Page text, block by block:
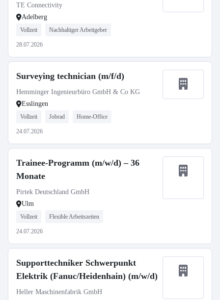
TE Connectivity
Adelberg
Vollzeit Nachhaltiger Arbeitgeber
28.07.2026
Surveying technician (m/f/d)
Hemminger Ingenieurbüro GmbH & Co KG
Esslingen
Vollzeit Jobrad Home-Office
24.07.2026
Trainee-Programm (m/w/d) – 36
Monate
Pirtek Deutschland GmbH
Ulm
Vollzeit Flexible Arbeitszeiten
24.07.2026
Supporttechniker Schwerpunkt
Elektrik (Fanuc/Heidenhain) (m/w/d)
Heller Maschinenfabrik GmbH